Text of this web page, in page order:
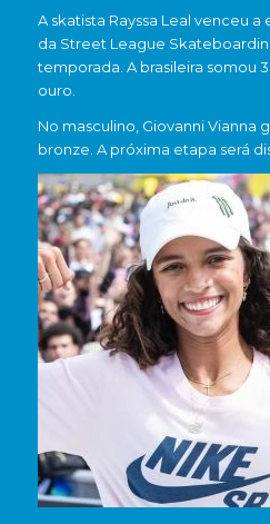
A skatista Rayssa Leal venceu
da Street League
temporada. A brasileira somou
ouro.
No masculino, Giovanni Vianna
bronze. A próxima etapa será